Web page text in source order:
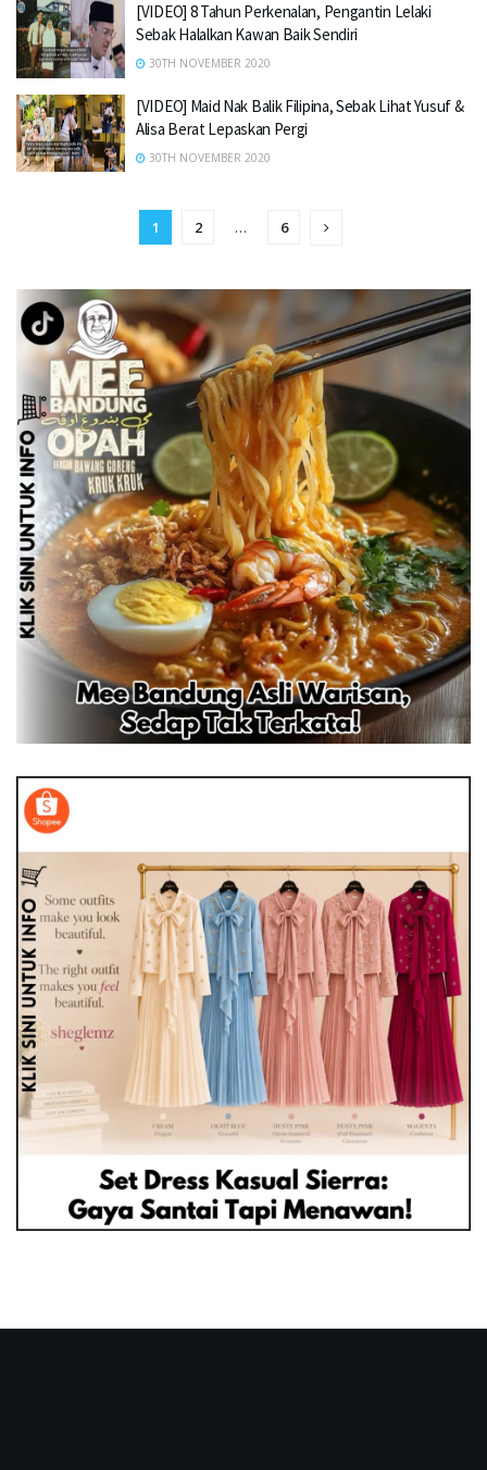
[VIDEO] 8 Tahun Perkenalan, Pengantin Lelaki
Sebak Halalkan Kawan Baik Sendiri
30TH NOVEMBER 2020
[VIDEO] Maid Nak Balik Filipina, Sebak Lihat Yusuf &
Alisa Berat Lepaskan Pergi
30TH NOVEMBER 2020
1 2 … 6